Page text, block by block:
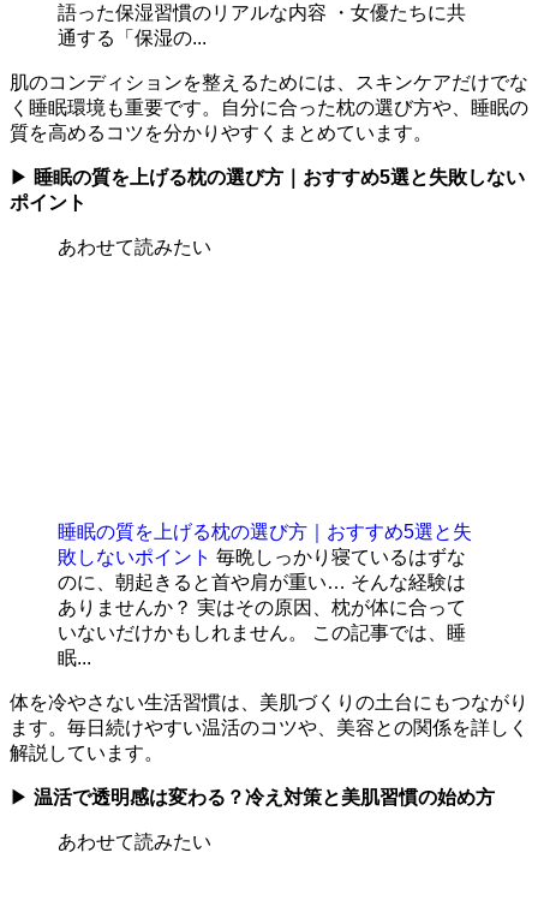
語った保湿習慣のリアルな内容 ・女優たちに共
通する「保湿の...
肌のコンディションを整えるためには、スキンケアだけでな
く睡眠環境も重要です。自分に合った枕の選び方や、睡眠の
質を高めるコツを分かりやすくまとめています。
▶ 睡眠の質を上げる枕の選び方｜おすすめ5選と失敗しない
ポイント
あわせて読みたい
睡眠の質を上げる枕の選び方｜おすすめ5選と失
敗しないポイント 毎晩しっかり寝ているはずな
のに、朝起きると首や肩が重い… そんな経験は
ありませんか？ 実はその原因、枕が体に合って
いないだけかもしれません。 この記事では、睡
眠...
体を冷やさない生活習慣は、美肌づくりの土台にもつながり
ます。毎日続けやすい温活のコツや、美容との関係を詳しく
解説しています。
▶ 温活で透明感は変わる？冷え対策と美肌習慣の始め方
あわせて読みたい